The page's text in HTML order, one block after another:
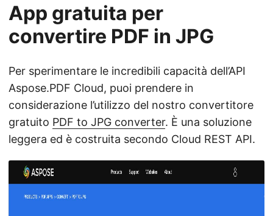
App gratuita per
convertire PDF in JPG
Per sperimentare le incredibili capacità dell’API
Aspose.PDF Cloud, puoi prendere in
considerazione l’utilizzo del nostro convertitore
gratuito PDF to JPG converter. È una soluzione
leggera ed è costruita secondo Cloud REST API.